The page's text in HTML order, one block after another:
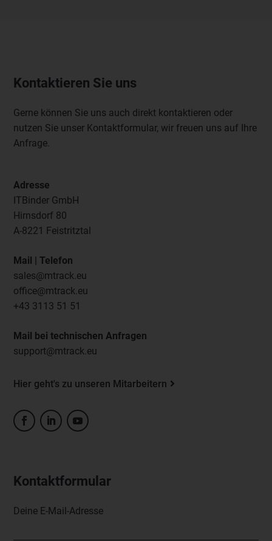
Kontaktieren Sie uns
Gerne können Sie uns auch direkt kontaktieren oder
nutzen Sie unser Kontaktformular, wir freuen uns auf Ihre
Anfrage.
Adresse
ITBinder GmbH
Hirnsdorf 80
A-8221 Feistritztal
Mail | Telefon
sales@mtrack.eu
office@mtrack.eu
+43 3113 51 51
Mail bei technischen Anfragen
support@mtrack.eu
Hier geht's zu unseren Mitarbeitern
Kontaktformular
Deine E-Mail-Adresse